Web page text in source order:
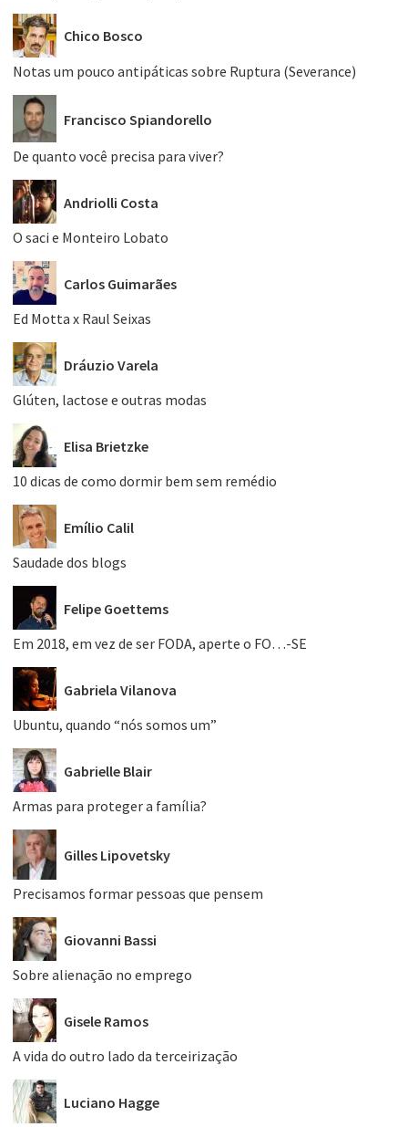
Chico Bosco
Notas um pouco antipáticas sobre Ruptura (Severance)
Francisco Spiandorello
De quanto você precisa para viver?
Andriolli Costa
O saci e Monteiro Lobato
Carlos Guimarães
Ed Motta x Raul Seixas
Dráuzio Varela
Glúten, lactose e outras modas
Elisa Brietzke
10 dicas de como dormir bem sem remédio
Emílio Calil
Saudade dos blogs
Felipe Goettems
Em 2018, em vez de ser FODA, aperte o FO…-SE
Gabriela Vilanova
Ubuntu, quando “nós somos um”
Gabrielle Blair
Armas para proteger a família?
Gilles Lipovetsky
Precisamos formar pessoas que pensem
Giovanni Bassi
Sobre alienação no emprego
Gisele Ramos
A vida do outro lado da terceirização
Luciano Hagge